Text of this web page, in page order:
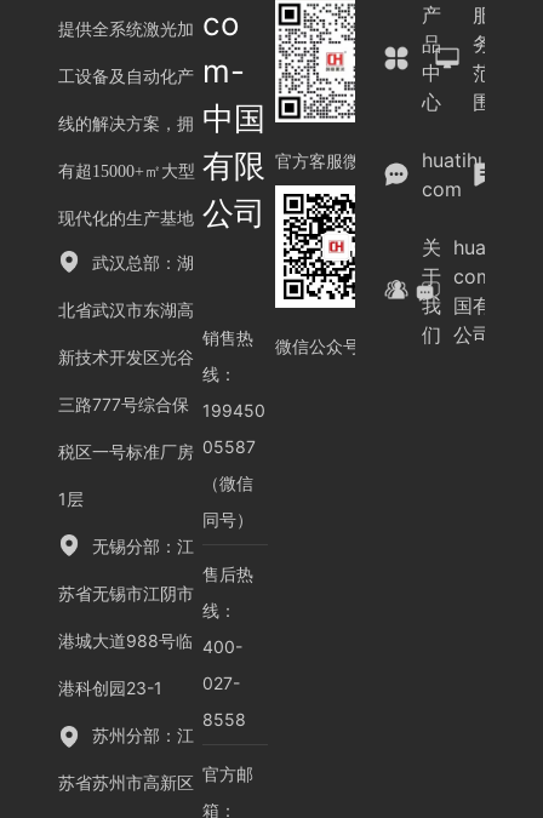
提供全系统激光加
工设备及自动化产
线的解决方案，拥
有超15000+㎡大型
现代化的生产基地
武汉总部：湖
北省武汉市东湖高
新技术开发区光谷
三路777号综合保
税区一号标准厂房
1层
无锡分部：江
苏省无锡市江阴市
港城大道988号临
港科创园23-1
苏州分部：江
苏省苏州市高新区
co
m-
中国
有限
公司
销售热
线：
199450
05587
（微信
同号）
售后热
线：
400-
027-
8558
官方邮
箱：
官方客服微信
微信公众号
产
品
中
心
服
务
范
围
huatihui.
com
关
于
我
们
huatihui.
com-中
国有限
公司